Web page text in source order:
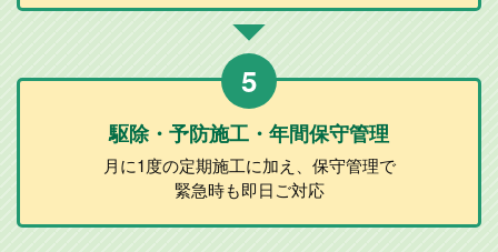
5
駆除・予防施工 ・年間保守管理
月に1度の定期施工に加え、 保守管理で
緊急時も即日ご対応